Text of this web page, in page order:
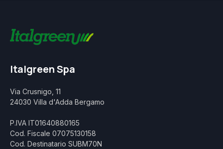
Italgreen Spa
Via Crusnigo, 11
24030 Villa d'Adda Bergamo
P.IVA IT01640880165
Cod. Fiscale 07075130158
Cod. Destinatario SUBM70N